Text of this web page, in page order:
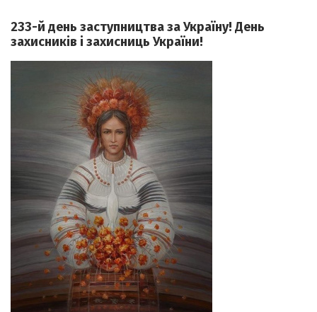
233-й день заступництва за Україну! День
захисників і захисниць України!